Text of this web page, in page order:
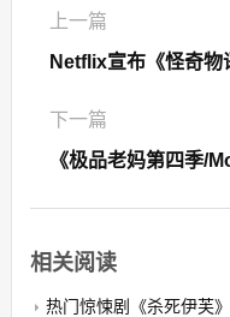
上一篇
Netflix宣布《怪奇物
下一篇
《极品老妈第四季/
相关阅读
热门惊悚剧《杀死伊芙